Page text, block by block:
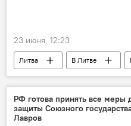
23 июня, 12:23
Литва В Литве
Политика
РФ готова принять все меры
защиты Союзного
Лавров